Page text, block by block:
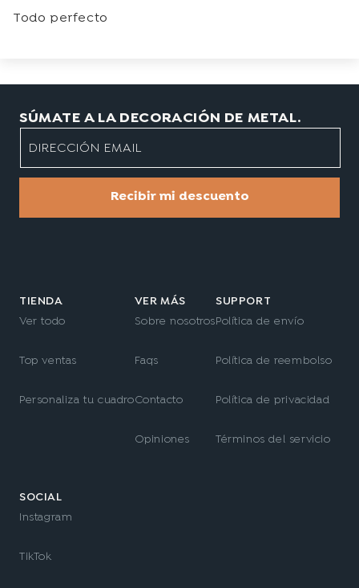
Todo perfecto
SÚMATE A LA DECORACIÓN DE METAL.
DIRECCIÓN EMAIL
Recibir mi descuento
TIENDA
Ver todo
Top ventas
Personaliza tu cuadro
VER MÁS
Sobre nosotros
Faqs
Contacto
Opiniones
SUPPORT
Política de envío
Política de reembolso
Política de privacidad
Términos del servicio
SOCIAL
Instagram
TikTok